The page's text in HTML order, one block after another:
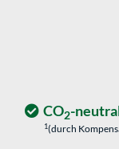
CO2-
1(durch